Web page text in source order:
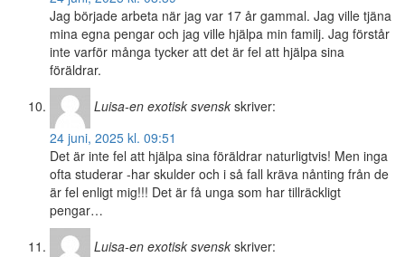
Jag började arbeta när jag var 17 år gammal. Jag ville tjäna
mina egna pengar och jag ville hjälpa min familj. Jag förstår
inte varför många tycker att det är fel att hjälpa sina
föräldrar.
Luisa-en exotisk svensk skriver:
24 juni, 2025 kl. 09:51
Det är inte fel att hjälpa sina föräldrar naturligtvis! Men inga
ofta studerar -har skulder och i så fall kräva nånting från de
är fel enligt mig!!! Det är få unga som har tillräckligt
pengar…
Luisa-en exotisk svensk skriver: